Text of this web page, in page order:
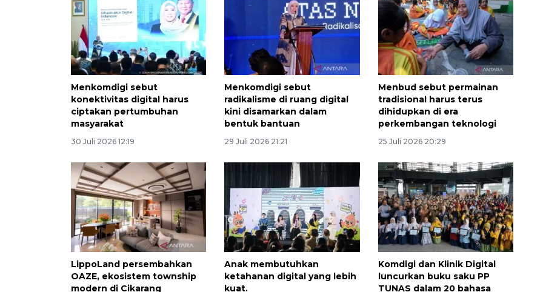
Menkomdigi sebut
konektivitas digital harus
ciptakan pertumbuhan
masyarakat
30 Juli 2026 12:19
Menkomdigi sebut
radikalisme di ruang digital
kini disamarkan dalam
bentuk bantuan
29 Juli 2026 21:21
Menbud sebut permainan
tradisional harus terus
dihidupkan di era
perkembangan teknologi
25 Juli 2026 20:29
LippoLand persembahkan
OAZE, ekosistem township
modern di Cikarang
Anak membutuhkan
ketahanan digital yang lebih
kuat.
Komdigi dan Klinik Digital
luncurkan buku saku PP
TUNAS dalam 20 bahasa